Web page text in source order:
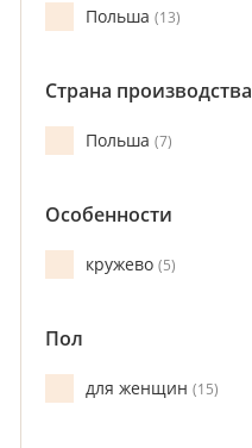
Польша 13
Страна производства
Польша 7
Особенности
кружево 5
Пол
для женщин 15